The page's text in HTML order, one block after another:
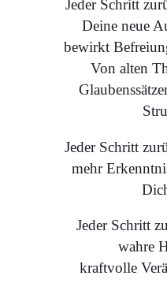
Jeder Schritt
Deine neue
bewirkt
Von alten
Jeder Schritt
mehr
Jeder Schritt
wahre
kraftvolle